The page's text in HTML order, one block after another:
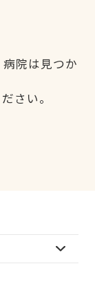
院は見つか
さい。